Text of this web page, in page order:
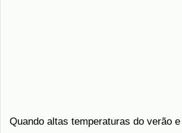
Quando altas temperaturas do verão